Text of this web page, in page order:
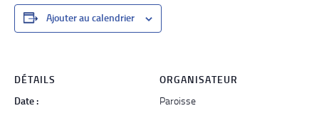
Ajouter au calendrier
DÉTAILS
Date :
ORGANISATEUR
Paroisse